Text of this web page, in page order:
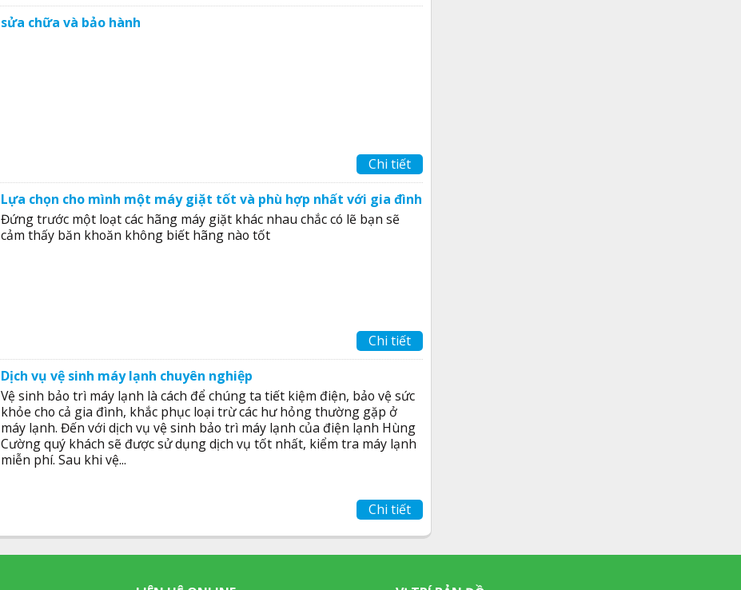
sửa chữa và bảo hành
Chi tiết
Lựa chọn cho mình một máy giặt tốt và phù hợp nhất với gia đình
Đứng trước một loạt các hãng máy giặt khác nhau chắc có lẽ bạn sẽ
cảm thấy băn khoăn không biết hãng nào tốt
Chi tiết
Dịch vụ vệ sinh máy lạnh chuyên nghiệp
Vệ sinh bảo trì máy lạnh là cách để chúng ta tiết kiệm điện, bảo vệ sức
khỏe cho cả gia đình, khắc phục loại trừ các hư hỏng thường gặp ở
máy lạnh. Đến với dịch vụ vệ sinh bảo trì máy lạnh của điện lạnh Hùng
Cường quý khách sẽ được sử dụng dịch vụ tốt nhất, kiểm tra máy lạnh
miễn phí. Sau khi vệ...
Chi tiết